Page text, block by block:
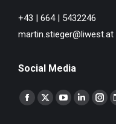
+43 | 664 | 5432246
martin.stieger@liwest.at
Social Media
Finden Sie uns auf:
Facebook
X
YouTubeLinkedin